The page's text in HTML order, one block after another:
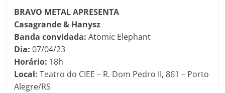
BRAVO METAL APRESENTA
Casagrande & Hanysz
Banda convidada: Atomic Elephant
Dia: 07/04/23
Horário: 18h
Local: Teatro do CIEE – R. Dom Pedro II, 861 – Porto
Alegre/RS